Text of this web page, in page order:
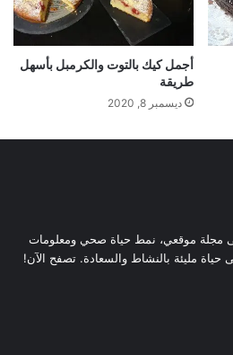
أجمل كيك بالتوت والكرمبل بأسهل
طريقة
ديسمبر 8, 2020
مجلة موقعي، نمط حياة صحي ومعلومات
مليئة بالنشاط والسعادة. تصفح الآن!